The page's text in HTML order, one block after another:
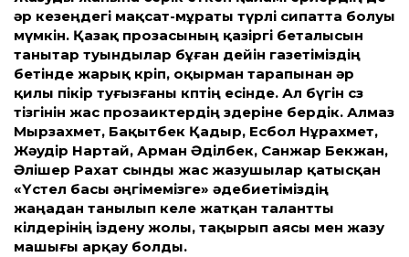
әр кезеңдегі мақсат-мұраты түрлі сипатта болуы
мүмкін. Қазақ прозасының қазіргі беталысын
танытар туындылар бұған дейін газетіміздің
бетінде жарық көріп, оқырман тарапынан әр
қилы пікір туғызғаны көптің есінде. Ал бүгін сөз
тізгінін жас прозаиктердің өздеріне бердік. Алмаз
Мырзахмет, Бақытбек Қадыр, Есбол Нұрахмет,
Жәудір Нартай, Арман Әділбек, Санжар Бекжан,
Әлішер Рахат сынды жас жазушылар қатысқан
«Үстел басы әңгімемізге» әдебиетіміздің
жаңадан танылып келе жатқан талантты
өкілдерінің іздену жолы, тақырып аясы мен жазу
машығы арқау болды.